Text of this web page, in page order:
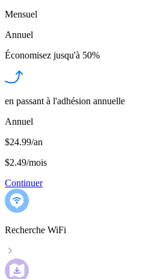
Mensuel
Annuel
Économisez jusqu'à 50%
en passant à l'adhésion annuelle
Annuel
$24.99/an
$2.49/mois
Continuer
Recherche WiFi